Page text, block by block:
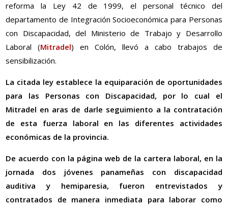
reforma la Ley 42 de 1999, el personal técnico del
departamento de Integración Socioeconómica para Personas
con Discapacidad, del Ministerio de Trabajo y Desarrollo
Laboral (Mitradel) en Colón, llevó a cabo trabajos de
sensibilización.
La citada ley establece la equiparación de oportunidades
para las Personas con Discapacidad, por lo cual el
Mitradel en aras de darle seguimiento a la contratación
de esta fuerza laboral en las diferentes actividades
económicas de la provincia.
De acuerdo con la página web de la cartera laboral, en la
jornada dos jóvenes panameñas con discapacidad
auditiva y hemiparesia, fueron entrevistados y
contratados de manera inmediata para laborar como